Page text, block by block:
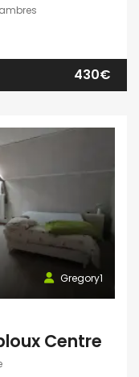
430€
Gregory1
Centre